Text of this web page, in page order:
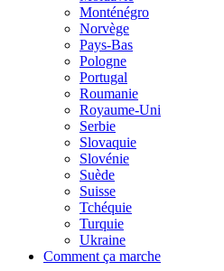
Monténégro
Norvège
Pays-Bas
Pologne
Portugal
Roumanie
Royaume-Uni
Serbie
Slovaquie
Slovénie
Suède
Suisse
Tchéquie
Turquie
Ukraine
Comment ça marche